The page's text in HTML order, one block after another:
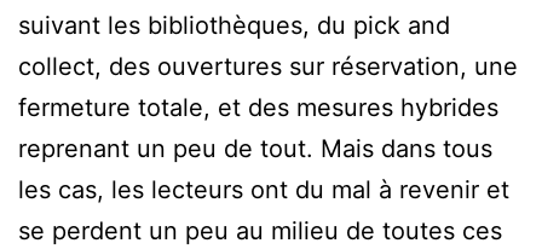
suivant les bibliothèques, du pick and
collect, des ouvertures sur réservation, une
fermeture totale, et des mesures hybrides
reprenant un peu de tout. Mais dans tous
les cas, les lecteurs ont du mal à revenir et
se perdent un peu au milieu de toutes ces